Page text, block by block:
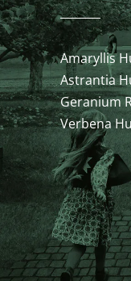
Amaryllis
Astrantia
Geranium
Verbena